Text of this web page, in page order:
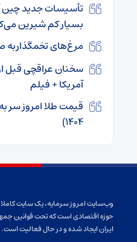
تأسیسات جدید چین
بسیار کم شیرین
مرغ‌های
سخنان عراقچی قبل
آمریکا + فیلم
۱۴۰۴)
وب‌سایت امروز سرمایه، یک سایت
حوزه اقتصادی است که تحت قوانین
ایران ایجاد شده و در حال فعالیت است.